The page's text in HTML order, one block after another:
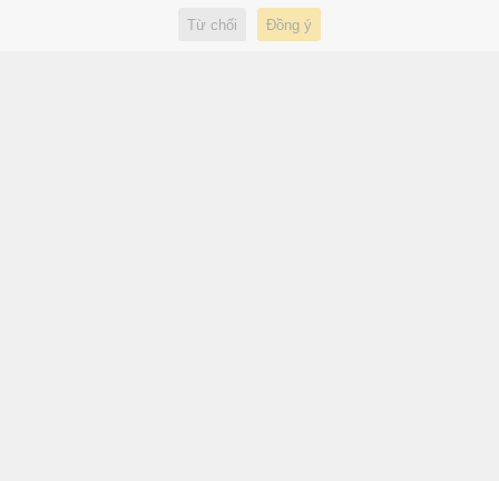
Đồng đội của Paredes bị điều
tra vì nghi liên quan đường dây
Từ chối Đồng ý